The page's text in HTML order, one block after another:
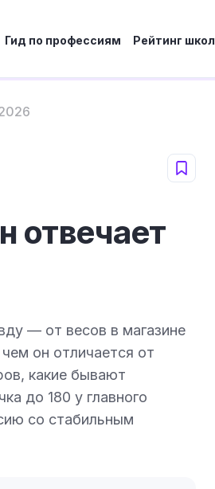
Гид по профессиям Рейтинг школ
отвечает
— от весов в магазине
он отличается от
какие бывают
до 180 у главного
со стабильным